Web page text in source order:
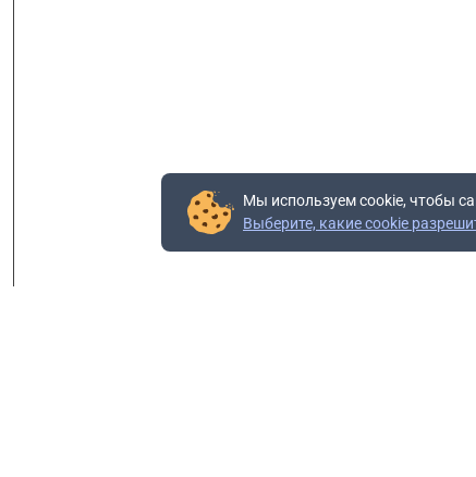
Мы используем cookie, чтобы
Выберите, какие cookie